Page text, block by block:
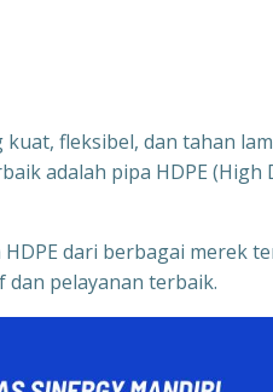
fleksibel, dan tahan
adalah pipa HDPE (High
dari berbagai merek
pelayanan terbaik.